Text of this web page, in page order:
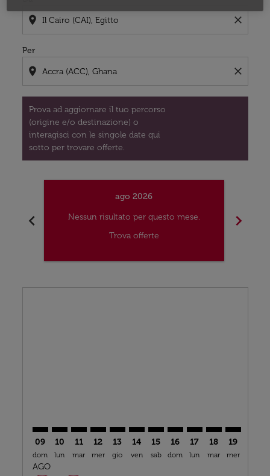
location_on close
Per
location_on close
Prova ad aggiornare il tuo percorso
(origine e/o destinazione) o
interagisci con le singole date qui
sotto per trovare offerte.
chevron_left
ago 2026
Nessun risultato per questo mese.
Trova offerte
chevron_right
09
dom
AGO
10
lun
11
mar
12
mer
13
gio
14
ven
15
sab
16
dom
17
lun
18
mar
19
mer